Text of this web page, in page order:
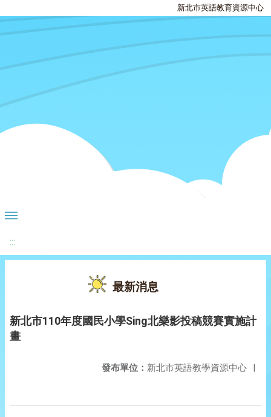
新北市英語教育資源中心
:::
最新消息
新北市110年度國民小學Sing北樂影投稿競賽實施計
畫
發布單位： 新北市英語教學資源中心 |